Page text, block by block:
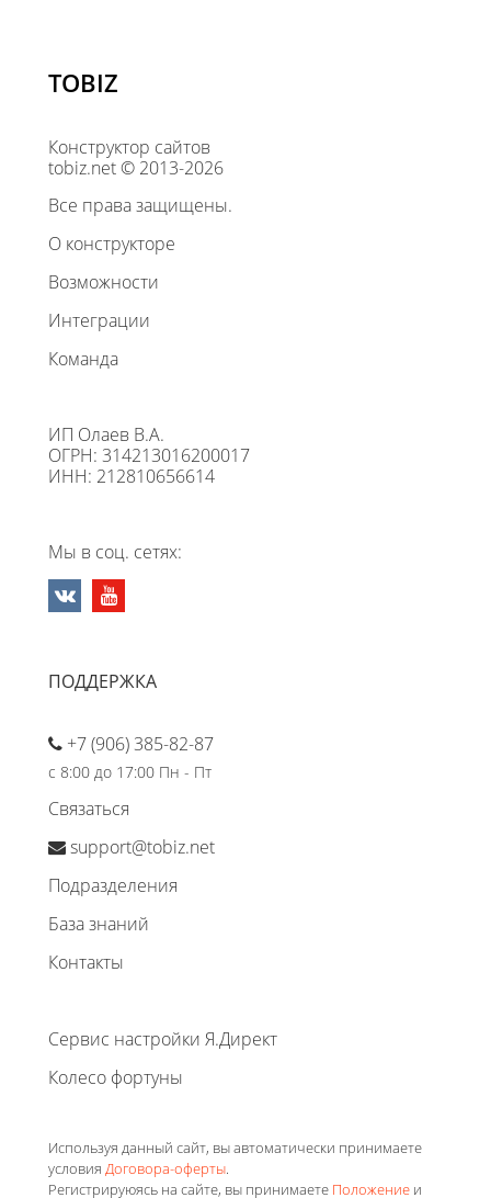
TOBIZ
Конструктор сайтов
tobiz.net © 2013-2026
Все права защищены.
О конструкторе
Возможности
Интеграции
Команда
ИП Олаев В.А.
ОГРН: 314213016200017
ИНН: 212810656614
Мы в соц. сетях:
ПОДДЕРЖКА
+7 (906) 385-82-87
с 8:00 до 17:00 Пн - Пт
Связаться
support@tobiz.net
Подразделения
База знаний
Контакты
Сервис настройки Я.Директ
Колесо фортуны
Используя данный сайт, вы автоматически принимаете
условия Договора-оферты.
Регистрируюясь на сайте, вы принимаете Положение и